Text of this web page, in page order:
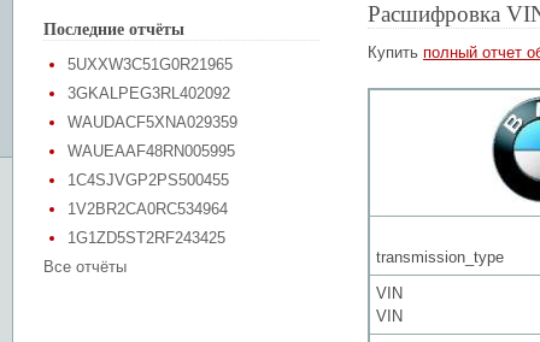
Последние отчёты
5UXXW3C51G0R21965
3GKALPEG3RL402092
WAUDACF5XNA029359
WAUEAAF48RN005995
1C4SJVGP2PS500455
1V2BR2CA0RC534964
1G1ZD5ST2RF243425
Все отчёты
Расшифровка
Купить полный отчет
transmission_type
VIN
VIN